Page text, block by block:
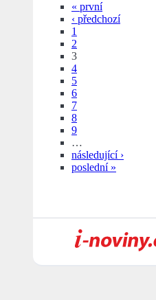
« první
‹ předchozí
1
2
3
4
5
6
7
8
9
…
následující ›
poslední »